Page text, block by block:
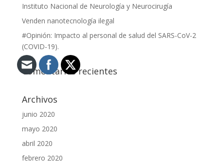
Instituto Nacional de Neurología y Neurocirugía
Venden nanotecnología ilegal
#Opinión: Impacto al personal de salud del SARS-CoV-2
(COVID-19).
Comentarios recientes
Archivos
junio 2020
mayo 2020
abril 2020
febrero 2020